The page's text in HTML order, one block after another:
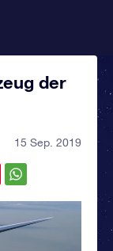
der
15 Sep. 2019